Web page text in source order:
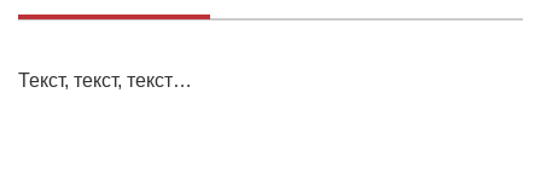
Текст, текст, текст…